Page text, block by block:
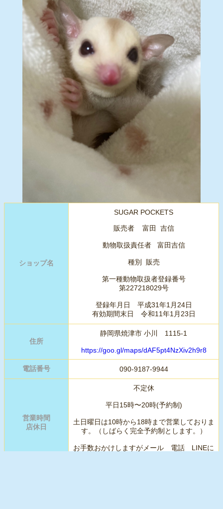
ショップ名
SUGAR POCKETS
販売者 富田 吉信
動物取扱責任者 富田吉信
種別 販売
第一種動物取扱者登録番号
第227218029号
登録年月日 平成31年1月24日
有効期間末日 令和11年1月23日
住所
静岡県焼津市 小川 1115-1
https://goo.gl/maps/dAF5pt4NzXiv2h9r8
電話番号 090-9187-9944
営業時間
店休日
不定休
平日15時〜20時(予約制)
土日曜日は10時から18時まで営業しておりま
す。（しばらく完全予約制とします。）
お手数おかけしますがメール 電話 LINEに